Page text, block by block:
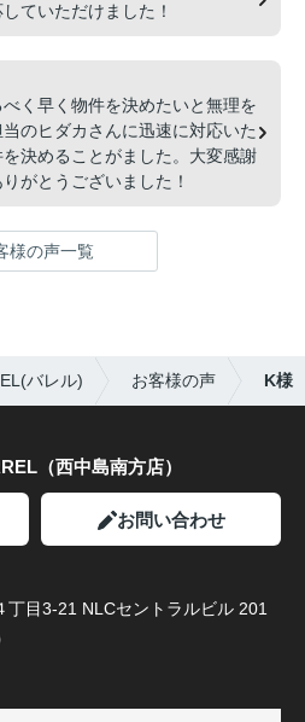
ていただけました！
く早く物件を決めたいと無理を
のヒダカさんに迅速に対応いた
決めることがました。大変感謝
がとうございました！
様の声一覧
バレル) お客様の声 K様
（西中島南方店）
お問い合わせ
丁目3-21 NLCセントラルビル 201